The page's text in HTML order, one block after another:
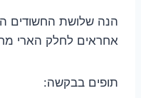
הנה שלושת החשודים
אחראים לחלק הארי
תופים בבקשה: